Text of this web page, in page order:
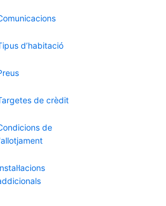
d’habitació
de crèdit
de